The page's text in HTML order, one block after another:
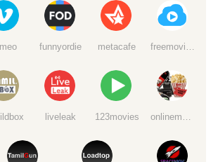
funnyordie metacafe
liveleak 123movies